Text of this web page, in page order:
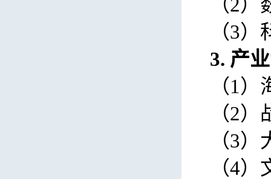
（2）
（3）
3. 产
（1 ）
（2）
（3）
（4）